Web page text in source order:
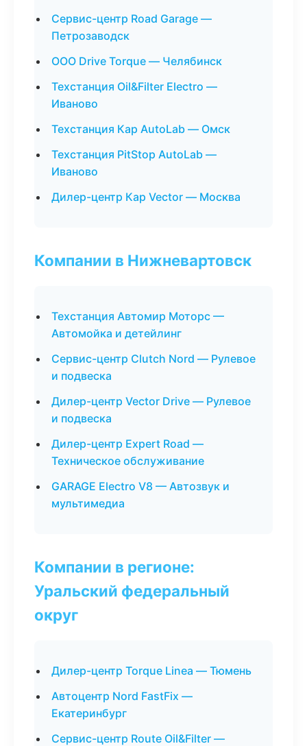
Сервис-центр Road Garage —
Петрозаводск
ООО Drive Torque — Челябинск
Техстанция Oil&Filter Electro —
Иваново
Техстанция Кар AutoLab — Омск
Техстанция PitStop AutoLab —
Иваново
Дилер-центр Кар Vector — Москва
Компании в Нижневартовск
Техстанция Автомир Моторс —
Автомойка и детейлинг
Сервис-центр Clutch Nord — Рулевое
и подвеска
Дилер-центр Vector Drive — Рулевое
и подвеска
Дилер-центр Expert Road —
Техническое обслуживание
GARAGE Electro V8 — Автозвук и
мультимедиа
Компании в регионе:
Уральский федеральный
округ
Дилер-центр Torque Linea — Тюмень
Автоцентр Nord FastFix —
Екатеринбург
Сервис-центр Route Oil&Filter —